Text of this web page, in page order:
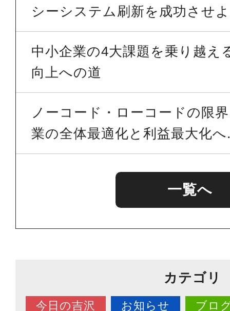
シーシステム刷新を成功させ
中小企業の4大課題を乗り越え
向上への道
ノーコード・ローコードの限
業の全体最適化と利益最大化
一覧へ
カテゴリ
今日の吉沢 お知らせ ブロ